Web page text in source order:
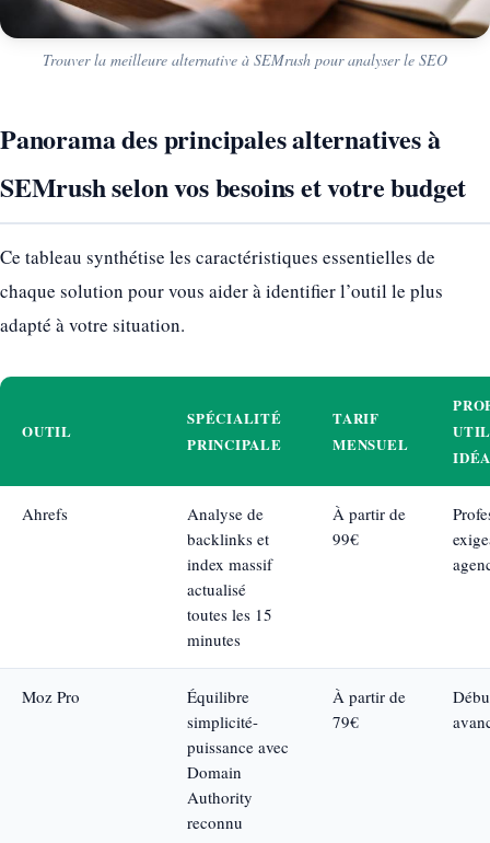
Trouver la meilleure alternative à SEMrush pour analyser le SEO
Panorama des principales alternatives à
SEMrush selon vos besoins et votre budget
Ce tableau synthétise les caractéristiques essentielles de
chaque solution pour vous aider à identifier l’outil le plus
adapté à votre situation.
OUTIL
SPÉCIALITÉ
PRINCIPALE
TARIF
MENSUEL
Ahrefs
Analyse de
backlinks et
index massif
actualisé
toutes les 15
minutes
À partir de
99€
Moz Pro
Équilibre
simplicité-
puissance avec
Domain
Authority
reconnu
À partir de
79€